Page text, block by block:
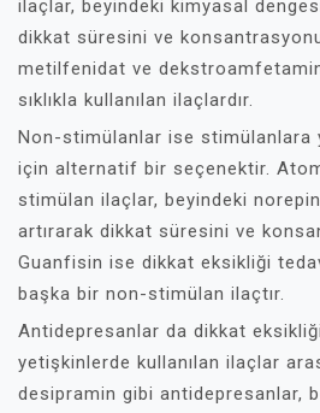
ilaçlar, beyindeki kimyasal
dikkat süresini ve konsantrasyonu
metilfenidat ve
sıklıkla kullanılan ilaçlardır.
Non-stimülanlar ise stimülanlara
için alternatif bir seçenektir.
stimülan ilaçlar, beyindeki
artırarak dikkat süresini ve
Guanfisin ise dikkat eksikliği
başka bir non-stimülan ilaçtır.
Antidepresanlar da dikkat
yetişkinlerde kullanılan ilaçlar
desipramin gibi antidepresanlar,